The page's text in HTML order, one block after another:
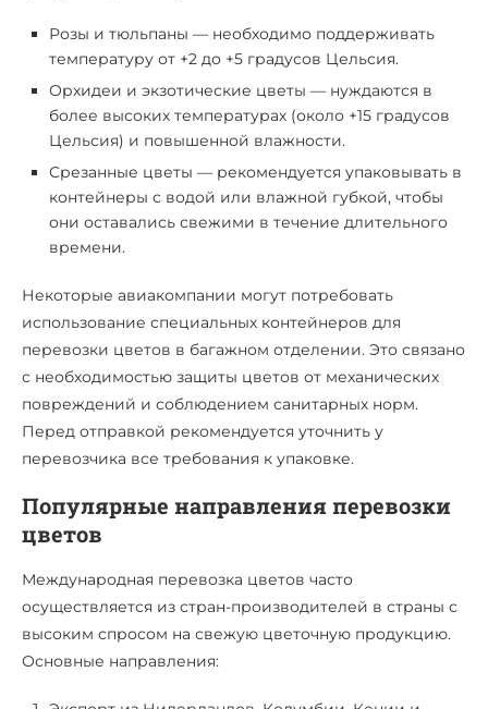
Розы и тюльпаны — необходимо поддерживать
температуру от +2 до +5 градусов Цельсия.
Орхидеи и экзотические цветы — нуждаются в
более высоких температурах (около +15 градусов
Цельсия) и повышенной влажности.
Срезанные цветы — рекомендуется упаковывать в
контейнеры с водой или влажной губкой, чтобы
они оставались свежими в течение длительного
времени.
Некоторые авиакомпании могут потребовать
использование специальных контейнеров для
перевозки цветов в багажном отделении. Это связано
с необходимостью защиты цветов от механических
повреждений и соблюдением санитарных норм.
Перед отправкой рекомендуется уточнить у
перевозчика все требования к упаковке.
Популярные направления перевозки
цветов
Международная перевозка цветов часто
осуществляется из стран-производителей в страны с
высоким спросом на свежую цветочную продукцию.
Основные направления: